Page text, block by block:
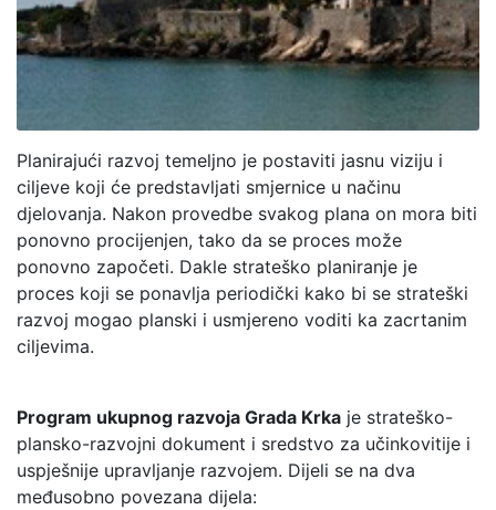
Planirajući razvoj temeljno je postaviti jasnu viziju i
ciljeve koji će predstavljati smjernice u načinu
djelovanja. Nakon provedbe svakog plana on mora biti
ponovno procijenjen, tako da se proces može
ponovno započeti. Dakle strateško planiranje je
proces koji se ponavlja periodički kako bi se strateški
razvoj mogao planski i usmjereno voditi ka zacrtanim
ciljevima.
Program ukupnog razvoja Grada Krka je strateško-
plansko-razvojni dokument i sredstvo za učinkovitije i
uspješnije upravljanje razvojem. Dijeli se na dva
međusobno povezana dijela: